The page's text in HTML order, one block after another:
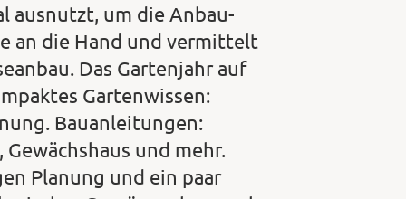
ausnutzt, um die Anbau-
an die Hand und vermittelt
Das Gartenjahr auf
Gartenwissen:
Bauanleitungen:
und mehr.
Planung und ein paar